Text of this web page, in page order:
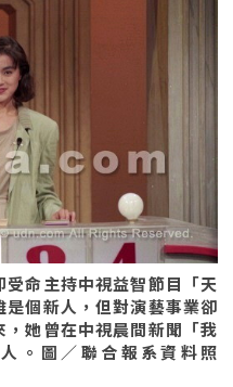
命主持中視益智節目「天
個新人，但對演藝事業卻
她曾在中視晨間新聞「我
。圖／聯合報系資料照